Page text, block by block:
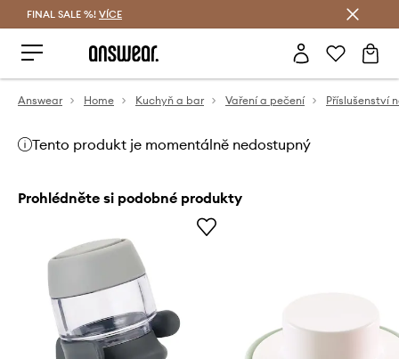
FINAL SALE %! VÍCE
Answear Home Kuchyň a bar Vaření a pečení Příslušenství
Tento produkt je momentálně nedostupný
Prohlédněte si podobné produkty